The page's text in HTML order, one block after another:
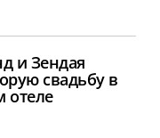
и Зендая
свадьбу в
отеле